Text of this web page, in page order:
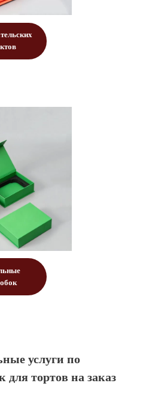
услуги по
для тортов на заказ